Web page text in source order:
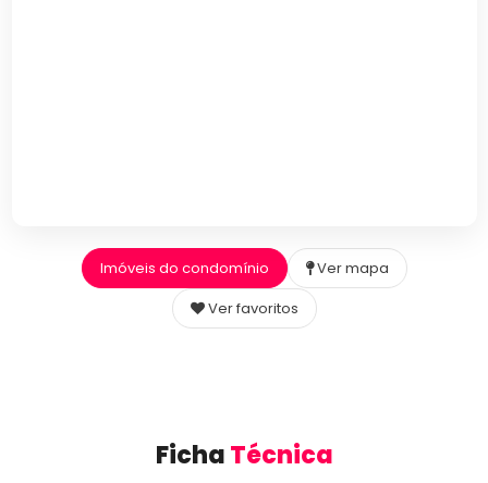
Imóveis do condomínio
Ver mapa
Ver favoritos
FichaTécnica